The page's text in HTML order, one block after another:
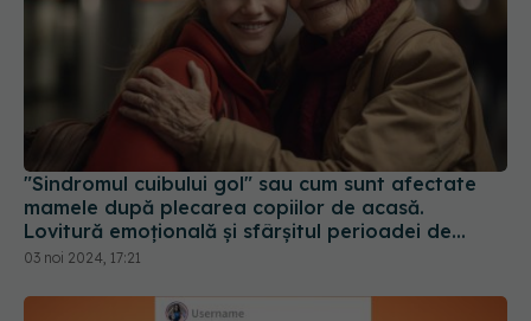
"Sindromul cuibului gol" sau cum sunt afectate
mamele după plecarea copiilor de acasă.
Lovitură emoțională și sfârșitul perioadei de
"mamă"
03 noi 2024, 17:21